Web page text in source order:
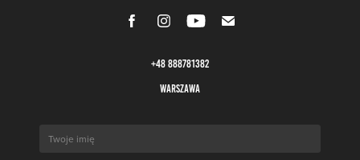
+48 888781382
Warszawa